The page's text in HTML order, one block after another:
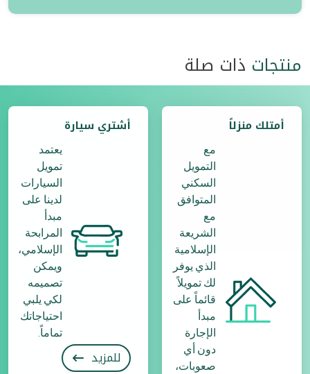
منتجات ذات صلة
أمتلك منزلاً
مع
التمويل
السكني
المتوافق
مع
الشريعة
الإسلامية
الذي يوفر
لك تمويلاً
قائماً على
مبدأ
الإجارة
دون أي
صعوبات،
أشتري سيارة
يعتمد
تمويل
السيارات
لدينا على
مبدأ
المرابحة
الإسلامي،
ويمكن
تصميمه
لكي يلبي
احتياجاتك
تماماً.
للمزيد